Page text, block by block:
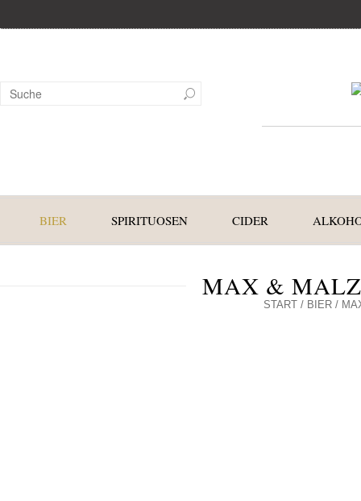
BIER SPIRITUOSEN CIDER
MAX &
START / BIER /